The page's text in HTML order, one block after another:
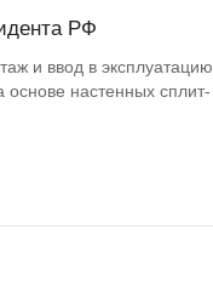
РФ
и ввод в эксплуатацию
настенных сплит-